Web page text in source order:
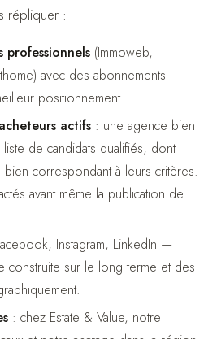
répliquer :
professionnels(Immoweb,
avec des abonnements
positionnement.
actifs: une agence bien
de candidats qualifiés, dont
bien correspondant à leurs critères.
avant même la publication de
Instagram, LinkedIn —
construite sur le long terme et des
: chez Estate & Value, notre